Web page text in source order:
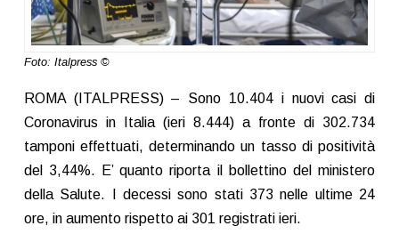
Foto: Italpress ©
ROMA (ITALPRESS) – Sono 10.404 i nuovi casi di
Coronavirus in Italia (ieri 8.444) a fronte di 302.734
tamponi effettuati, determinando un tasso di positività
del 3,44%. E’ quanto riporta il bollettino del ministero
della Salute. I decessi sono stati 373 nelle ultime 24
ore, in aumento rispetto ai 301 registrati ieri.